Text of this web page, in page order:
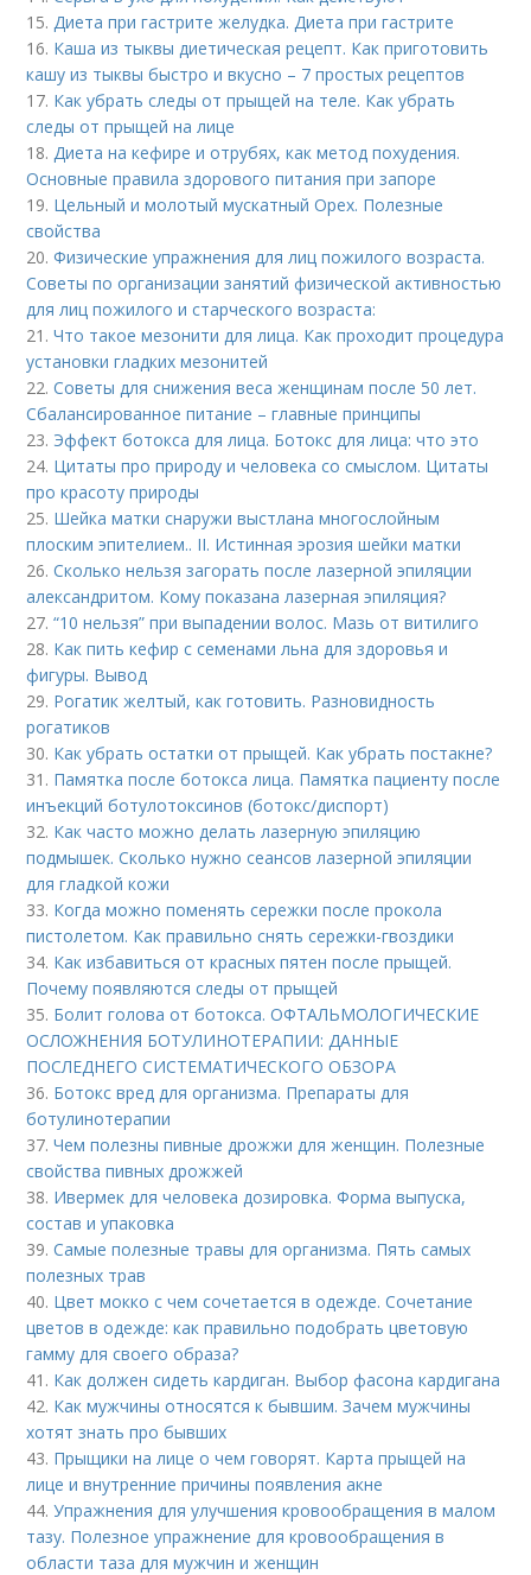
15. Диета при гастрите желудка. Диета при гастрите
16. Каша из тыквы диетическая рецепт. Как приготовить
кашу из тыквы быстро и вкусно – 7 простых рецептов
17. Как убрать следы от прыщей на теле. Как убрать
следы от прыщей на лице
18. Диета на кефире и отрубях, как метод похудения.
Основные правила здорового питания при запоре
19. Цельный и молотый мускатный Орех. Полезные
свойства
20.Физические упражнения для лиц пожилого возраста.
Советы по организации занятий физической активностью
для лиц пожилого и старческого возраста:
21.Что такое мезонити для лица. Как проходит процедура
установки гладких мезонитей
22.Советы для снижения веса женщинам после 50 лет.
Сбалансированное питание – главные принципы
23. Эффект ботокса для лица. Ботокс для лица: что это
24. Цитаты про природу и человека со смыслом. Цитаты
про красоту природы
25. Шейка матки снаружи выстлана многослойным
плоским эпителием.. II. Истинная эрозия шейки матки
26.Сколько нельзя загорать после лазерной эпиляции
александритом. Кому показана лазерная эпиляция?
27.“10 нельзя” при выпадении волос. Мазь от витилиго
28. Как пить кефир с семенами льна для здоровья и
фигуры. Вывод
29. Рогатик желтый, как готовить. Разновидность
рогатиков
30. Как убрать остатки от прыщей. Как убрать постакне?
31. Памятка после ботокса лица. Памятка пациенту после
инъекций ботулотоксинов (ботокс/диспорт)
32. Как часто можно делать лазерную эпиляцию
подмышек. Сколько нужно сеансов лазерной эпиляции
для гладкой кожи
33. Когда можно поменять сережки после прокола
пистолетом. Как правильно снять сережки-гвоздики
34. Как избавиться от красных пятен после прыщей.
Почему появляются следы от прыщей
35. Болит голова от ботокса. ОФТАЛЬМОЛОГИЧЕСКИЕ
ОСЛОЖНЕНИЯ БОТУЛИНОТЕРАПИИ: ДАННЫЕ
ПОСЛЕДНЕГО СИСТЕМАТИЧЕСКОГО ОБЗОРА
36. Ботокс вред для организма. Препараты для
ботулинотерапии
37.Чем полезны пивные дрожжи для женщин. Полезные
свойства пивных дрожжей
38. Ивермек для человека дозировка. Форма выпуска,
состав и упаковка
39.Самые полезные травы для организма. Пять самых
полезных трав
40. Цвет мокко с чем сочетается в одежде. Сочетание
цветов в одежде: как правильно подобрать цветовую
гамму для своего образа?
41. Как должен сидеть кардиган. Выбор фасона кардигана
42. Как мужчины относятся к бывшим. Зачем мужчины
хотят знать про бывших
43. Прыщики на лице о чем говорят. Карта прыщей на
лице и внутренние причины появления акне
44.Упражнения для улучшения кровообращения в малом
тазу. Полезное упражнение для кровообращения в
области таза для мужчин и женщин